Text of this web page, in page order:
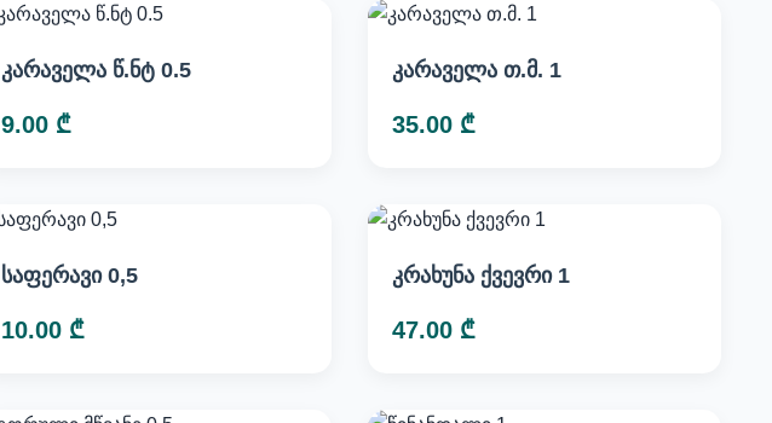
კარაველა წ.ნტ 0.5
9.00 ₾
კარაველა თ.მ. 1
35.00 ₾
საფერავი 0,5
10.00 ₾
კრახუნა ქვევრი 1
47.00 ₾